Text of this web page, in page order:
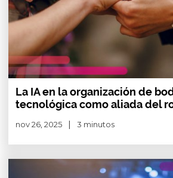
La IA en la organización de
tecnológica como aliada del
nov 26, 2025 3 minutos